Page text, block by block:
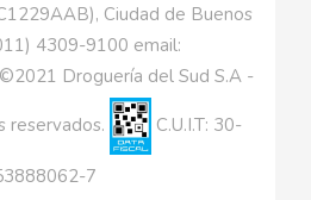
Ciudad de Buenos
4309-9100 email:
Droguería del Sud S.A -
reservados. C.U.I.T: 30-
7